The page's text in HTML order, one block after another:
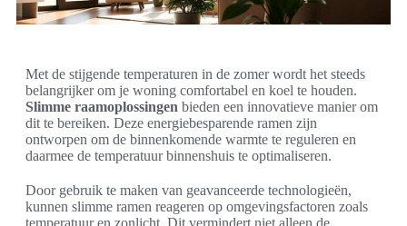
Met de stijgende temperaturen in de zomer wordt het steeds
belangrijker om je woning comfortabel en koel te houden.
Slimme raamoplossingen bieden een innovatieve manier om
dit te bereiken. Deze energiebesparende ramen zijn
ontworpen om de binnenkomende warmte te reguleren en
daarmee de temperatuur binnenshuis te optimaliseren.
Door gebruik te maken van geavanceerde technologieën,
kunnen slimme ramen reageren op omgevingsfactoren zoals